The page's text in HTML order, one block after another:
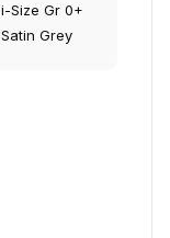
Size Gr 0+
Grey